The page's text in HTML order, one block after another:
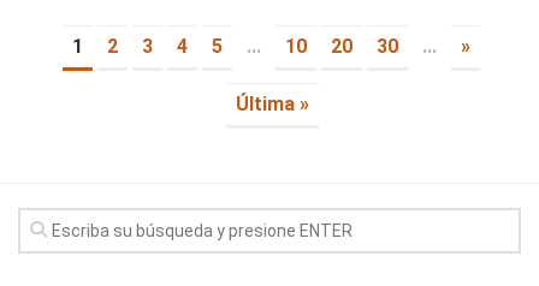
1 2 3 4 5 ... 10 20 30 ... »
Última »